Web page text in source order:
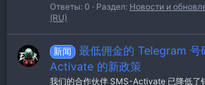
Ответы: 0
Раздел: Новости и
(RU)
新闻
最低佣金的 Telegram
Activate 的新政策
我们的合作伙伴 SMS-Activate 已降低了